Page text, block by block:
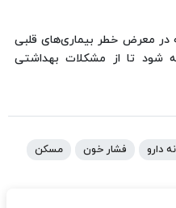
در معرض خطر بیماری‌های قلبی
شود تا از مشکلات بهداشتی
دارو فشار خون مسکن